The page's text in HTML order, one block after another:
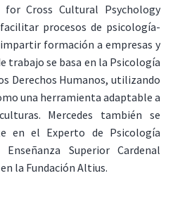
Cross Cultural Psychology
procesos de psicología-
formación a empresas y
trabajo se basa en la Psicología
Derechos Humanos, utilizando
una herramienta adaptable a
Mercedes también se
en el Experto de Psicología
Superior Cardenal
la Fundación Altius.